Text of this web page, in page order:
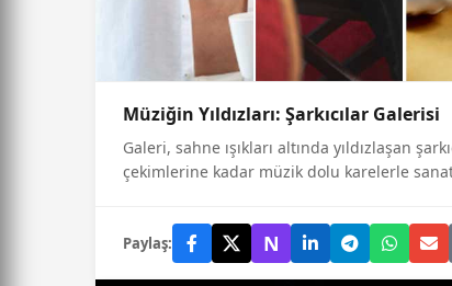
Müziğin Yıldızları: Şarkıcılar Galerisi
Galeri, sahne ışıkları altında yıldızlaşan
çekimlerine kadar müzik dolu karelerle
Paylaş: N